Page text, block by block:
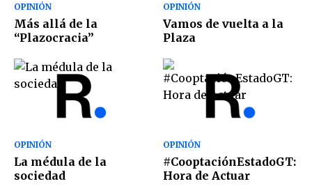
OPINIÓN
Más allá de la
“Plazocracia”
OPINIÓN
Vamos de vuelta a la
Plaza
OPINIÓN
La médula de la
sociedad
OPINIÓN
#CooptaciónEstadoGT:
Hora de Actuar